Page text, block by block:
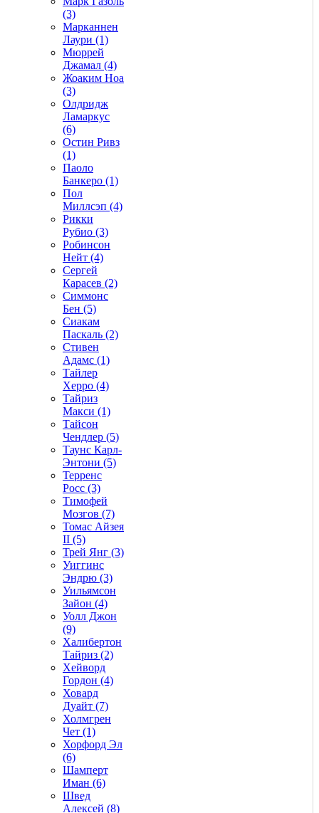
(3)
Марканнен
Лаури (1)
Мюррей
Джамал (4)
Жоаким Ноа
(3)
Олдридж
Ламаркус
(6)
Остин Ривз
(1)
Паоло
Банкеро (1)
Пол
Миллсэп (4)
Рикки
Рубио (3)
Робинсон
Нейт (4)
Сергей
Карасев (2)
Симмонс
Бен (5)
Сиакам
Паскаль (2)
Стивен
Адамс (1)
Тайлер
Херро (4)
Тайриз
Макси (1)
Тайсон
Чендлер (5)
Таунс Карл-
Энтони (5)
Терренс
Росс (3)
Тимофей
Мозгов (7)
Томас Айзея
II (5)
Трей Янг (3)
Уиггинс
Эндрю (3)
Уильямсон
Зайон (4)
Уолл Джон
(9)
Халибертон
Тайриз (2)
Хейворд
Гордон (4)
Ховард
Дуайт (7)
Холмгрен
Чет (1)
Хорфорд Эл
(6)
Шамперт
Иман (6)
Швед
Алексей (8)